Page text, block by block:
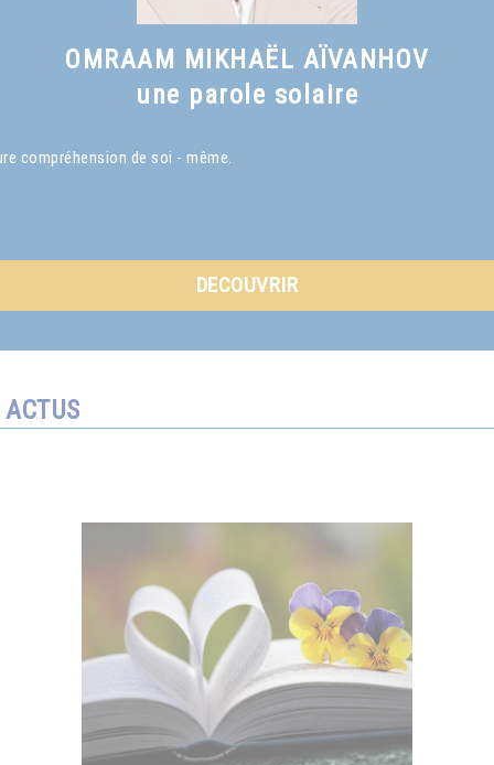
OMRAAM MIKHAËL AÏVANHOV
une parole solaire
compréhension de soi - même.
DECOUVRIR
ACTUS